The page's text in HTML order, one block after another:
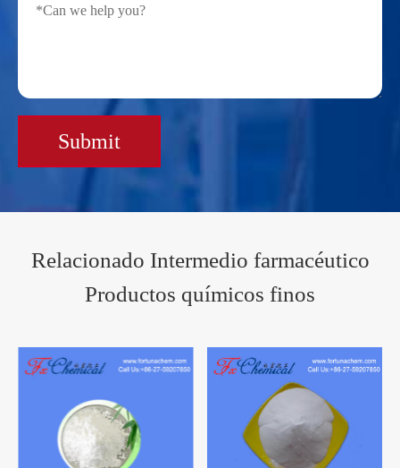
Submit
Relacionado Intermedio farmacéutico
Productos químicos finos